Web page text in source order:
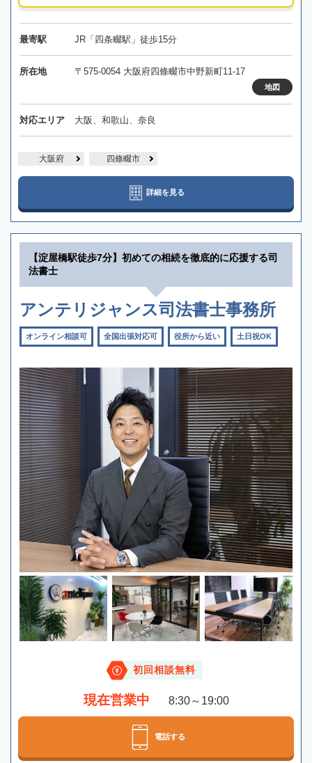
最寄駅 JR「四条畷駅」徒歩15分
所在地 〒575-0054 大阪府四條畷市中野新町11-17
地図
対応エリア 大阪、和歌山、奈良
大阪府 四條畷市
詳細を見る
【淀屋橋駅徒歩7分】初めての相続を徹底的に応援する司
法書士
アンテリジャンス司法書士事務所
オンライン相談可 全国出張対応可 役所から近い 土日祝OK
初回相談無料
現在営業中 8:30～19:00
電話する